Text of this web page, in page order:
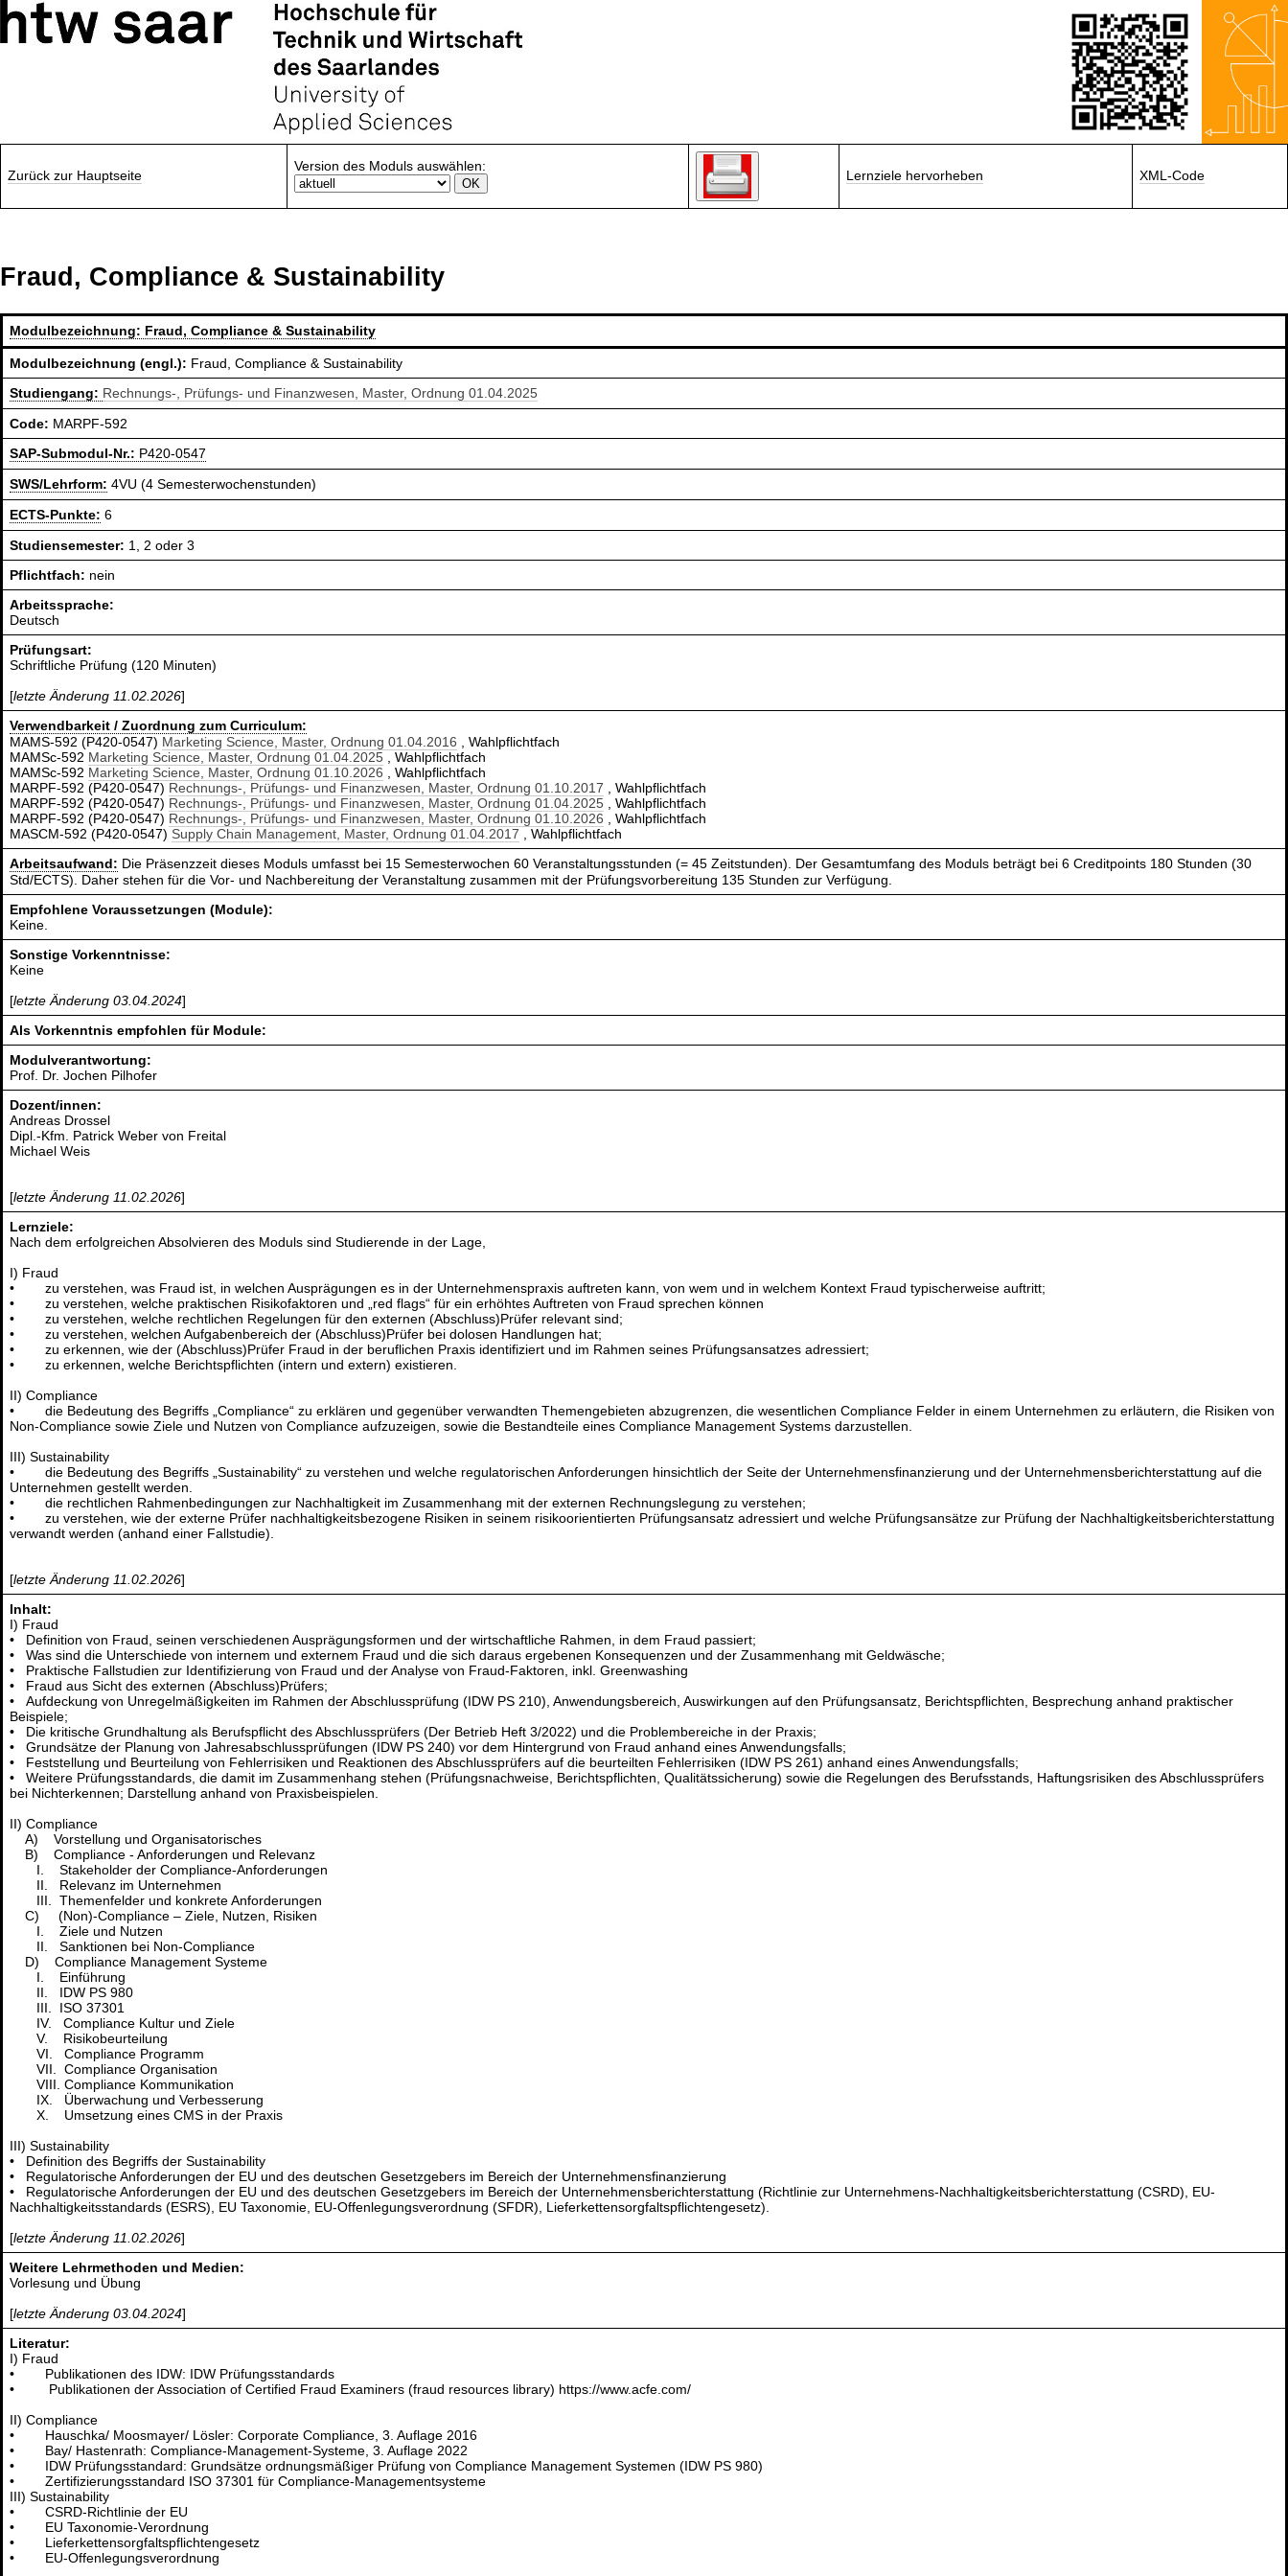
Zurück zur Hauptseite
Version des Moduls auswählen:
Lernziele hervorheben XML-Code
Fraud, Compliance & Sustainability
Modulbezeichnung: Fraud, Compliance & Sustainability
Modulbezeichnung (engl.): Fraud, Compliance & Sustainability
Studiengang: Rechnungs-, Prüfungs- und Finanzwesen, Master, Ordnung 01.04.2025
Code: MARPF-592
SAP-Submodul-Nr.: P420-0547
SWS/Lehrform: 4VU (4 Semesterwochenstunden)
ECTS-Punkte: 6
Studiensemester: 1, 2 oder 3
Pflichtfach: nein
Arbeitssprache:
Deutsch
Prüfungsart:
Schriftliche Prüfung (120 Minuten)
[letzte Änderung 11.02.2026]
Verwendbarkeit / Zuordnung zum Curriculum:
MAMS-592 (P420-0547) Marketing Science, Master, Ordnung 01.04.2016 , Wahlpflichtfach
MAMSc-592 Marketing Science, Master, Ordnung 01.04.2025 , Wahlpflichtfach
MAMSc-592 Marketing Science, Master, Ordnung 01.10.2026 , Wahlpflichtfach
MARPF-592 (P420-0547) Rechnungs-, Prüfungs- und Finanzwesen, Master, Ordnung 01.10.2017 , Wahlpflichtfach
MARPF-592 (P420-0547) Rechnungs-, Prüfungs- und Finanzwesen, Master, Ordnung 01.04.2025 , Wahlpflichtfach
MARPF-592 (P420-0547) Rechnungs-, Prüfungs- und Finanzwesen, Master, Ordnung 01.10.2026 , Wahlpflichtfach
MASCM-592 (P420-0547) Supply Chain Management, Master, Ordnung 01.04.2017 , Wahlpflichtfach
Arbeitsaufwand: Die Präsenzzeit dieses Moduls umfasst bei 15 Semesterwochen 60 Veranstaltungsstunden (= 45 Zeitstunden). Der Gesamtumfang des Moduls beträgt bei 6 Creditpoints 180 Stunden (30
Std/ECTS). Daher stehen für die Vor- und Nachbereitung der Veranstaltung zusammen mit der Prüfungsvorbereitung 135 Stunden zur Verfügung.
Empfohlene Voraussetzungen (Module):
Keine.
Sonstige Vorkenntnisse:
Keine
[letzte Änderung 03.04.2024]
Als Vorkenntnis empfohlen für Module:
Modulverantwortung:
Prof. Dr. Jochen Pilhofer
Dozent/innen:
Andreas Drossel
Dipl.-Kfm. Patrick Weber von Freital
Michael Weis
[letzte Änderung 11.02.2026]
Lernziele:
Nach dem erfolgreichen Absolvieren des Moduls sind Studierende in der Lage,
I) Fraud
• zu verstehen, was Fraud ist, in welchen Ausprägungen es in der Unternehmenspraxis auftreten kann, von wem und in welchem Kontext Fraud typischerweise auftritt;
• zu verstehen, welche praktischen Risikofaktoren und „red flags“ für ein erhöhtes Auftreten von Fraud sprechen können
• zu verstehen, welche rechtlichen Regelungen für den externen (Abschluss)Prüfer relevant sind;
• zu verstehen, welchen Aufgabenbereich der (Abschluss)Prüfer bei dolosen Handlungen hat;
• zu erkennen, wie der (Abschluss)Prüfer Fraud in der beruflichen Praxis identifiziert und im Rahmen seines Prüfungsansatzes adressiert;
• zu erkennen, welche Berichtspflichten (intern und extern) existieren.
II) Compliance
• die Bedeutung des Begriffs „Compliance“ zu erklären und gegenüber verwandten Themengebieten abzugrenzen, die wesentlichen Compliance Felder in einem Unternehmen zu erläutern, die Risiken von
Non-Compliance sowie Ziele und Nutzen von Compliance aufzuzeigen, sowie die Bestandteile eines Compliance Management Systems darzustellen.
III) Sustainability
• die Bedeutung des Begriffs „Sustainability“ zu verstehen und welche regulatorischen Anforderungen hinsichtlich der Seite der Unternehmensfinanzierung und der Unternehmensberichterstattung auf die
Unternehmen gestellt werden.
• die rechtlichen Rahmenbedingungen zur Nachhaltigkeit im Zusammenhang mit der externen Rechnungslegung zu verstehen;
• zu verstehen, wie der externe Prüfer nachhaltigkeitsbezogene Risiken in seinem risikoorientierten Prüfungsansatz adressiert und welche Prüfungsansätze zur Prüfung der Nachhaltigkeitsberichterstattung
verwandt werden (anhand einer Fallstudie).
[letzte Änderung 11.02.2026]
Inhalt:
I) Fraud
• Definition von Fraud, seinen verschiedenen Ausprägungsformen und der wirtschaftliche Rahmen, in dem Fraud passiert;
• Was sind die Unterschiede von internem und externem Fraud und die sich daraus ergebenen Konsequenzen und der Zusammenhang mit Geldwäsche;
• Praktische Fallstudien zur Identifizierung von Fraud und der Analyse von Fraud-Faktoren, inkl. Greenwashing
• Fraud aus Sicht des externen (Abschluss)Prüfers;
• Aufdeckung von Unregelmäßigkeiten im Rahmen der Abschlussprüfung (IDW PS 210), Anwendungsbereich, Auswirkungen auf den Prüfungsansatz, Berichtspflichten, Besprechung anhand praktischer
Beispiele;
• Die kritische Grundhaltung als Berufspflicht des Abschlussprüfers (Der Betrieb Heft 3/2022) und die Problembereiche in der Praxis;
• Grundsätze der Planung von Jahresabschlussprüfungen (IDW PS 240) vor dem Hintergrund von Fraud anhand eines Anwendungsfalls;
• Feststellung und Beurteilung von Fehlerrisiken und Reaktionen des Abschlussprüfers auf die beurteilten Fehlerrisiken (IDW PS 261) anhand eines Anwendungsfalls;
• Weitere Prüfungsstandards, die damit im Zusammenhang stehen (Prüfungsnachweise, Berichtspflichten, Qualitätssicherung) sowie die Regelungen des Berufsstands, Haftungsrisiken des Abschlussprüfers
bei Nichterkennen; Darstellung anhand von Praxisbeispielen.
II) Compliance
A) Vorstellung und Organisatorisches
B) Compliance - Anforderungen und Relevanz
I. Stakeholder der Compliance-Anforderungen
II. Relevanz im Unternehmen
III. Themenfelder und konkrete Anforderungen
C) (Non)-Compliance – Ziele, Nutzen, Risiken
I. Ziele und Nutzen
II. Sanktionen bei Non-Compliance
D) Compliance Management Systeme
I. Einführung
II. IDW PS 980
III. ISO 37301
IV. Compliance Kultur und Ziele
V. Risikobeurteilung
VI. Compliance Programm
VII. Compliance Organisation
VIII. Compliance Kommunikation
IX. Überwachung und Verbesserung
X. Umsetzung eines CMS in der Praxis
III) Sustainability
• Definition des Begriffs der Sustainability
• Regulatorische Anforderungen der EU und des deutschen Gesetzgebers im Bereich der Unternehmensfinanzierung
• Regulatorische Anforderungen der EU und des deutschen Gesetzgebers im Bereich der Unternehmensberichterstattung (Richtlinie zur Unternehmens-Nachhaltigkeitsberichterstattung (CSRD), EU-
Nachhaltigkeitsstandards (ESRS), EU Taxonomie, EU-Offenlegungsverordnung (SFDR), Lieferkettensorgfaltspflichtengesetz).
[letzte Änderung 11.02.2026]
Weitere Lehrmethoden und Medien:
Vorlesung und Übung
[letzte Änderung 03.04.2024]
Literatur:
I) Fraud
• Publikationen des IDW: IDW Prüfungsstandards
• Publikationen der Association of Certified Fraud Examiners (fraud resources library) https://www.acfe.com/
II) Compliance
• Hauschka/ Moosmayer/ Lösler: Corporate Compliance, 3. Auflage 2016
• Bay/ Hastenrath: Compliance-Management-Systeme, 3. Auflage 2022
• IDW Prüfungsstandard: Grundsätze ordnungsmäßiger Prüfung von Compliance Management Systemen (IDW PS 980)
• Zertifizierungsstandard ISO 37301 für Compliance-Managementsysteme
III) Sustainability
• CSRD-Richtlinie der EU
• EU Taxonomie-Verordnung
• Lieferkettensorgfaltspflichtengesetz
• EU-Offenlegungsverordnung